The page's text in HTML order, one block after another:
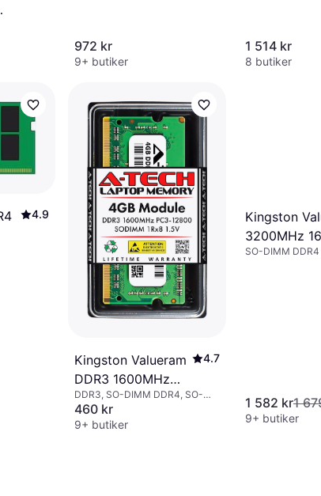
972 kr
9+ butiker
1 514 kr
8 butiker
4.9
Kingston Valueram
DDR3 1600MHz
4GB
(KVR16S11S8/4)
4.7
DDR3, SO-DIMM DDR4, SO-
DIMM DDR3
460 kr
9+ butiker
Kingston
3200MHz
SO-DIMM DDR4
1 582 kr1
9+ butiker